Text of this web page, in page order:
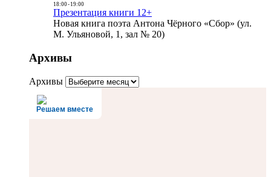
18:00- 19:00
Презентация книги 12+
Новая книга поэта Антона Чёрного «Сбор» (ул.
М. Ульяновой, 1, зал № 20)
Архивы
Архивы
Решаем вместе